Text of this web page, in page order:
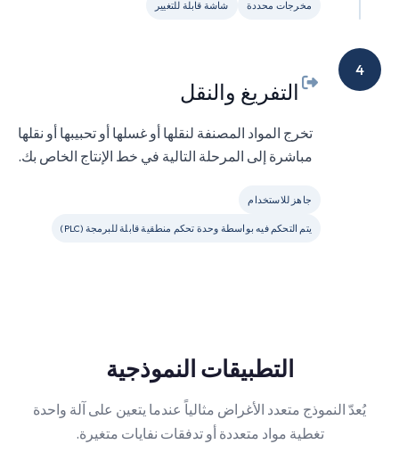
مخرجات محددة شاشة قابلة للتغيير
4
التفريغ والنقل
تخرج المواد المصنفة لنقلها أو غسلها أو تحبيبها أو نقلها
مباشرة إلى المرحلة التالية في خط الإنتاج الخاص بك.
جاهز للاستخدام
يتم التحكم فيه بواسطة وحدة تحكم منطقية قابلة للبرمجة (PLC)
التطبيقات النموذجية
يُعدّ النموذج متعدد الأغراض مثالياً عندما يتعين على آلة واحدة
تغطية مواد متعددة أو تدفقات نفايات متغيرة.